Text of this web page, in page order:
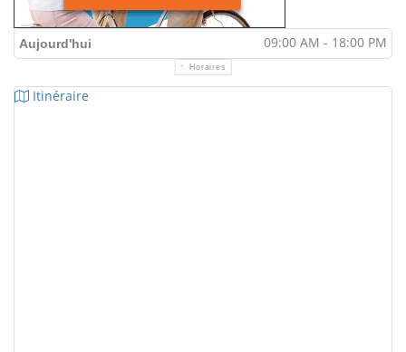
Aujourd'hui 09:00 AM - 18:00 PM
Horaires
Itinéraire